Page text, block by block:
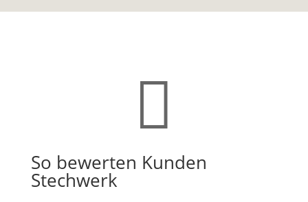

So bewerten Kunden
Stechwerk